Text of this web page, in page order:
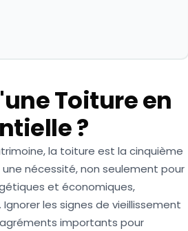
Toiture en
?
la toiture est la cinquième
nécessité, non seulement pour
et économiques,
les signes de vieillissement
importants pour